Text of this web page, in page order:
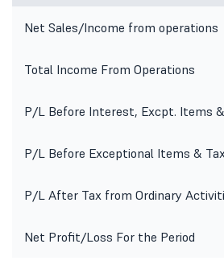
Net Sales/Income from operations
Total Income From Operations
P/L Before Interest, Excpt. Items
P/L Before Exceptional Items &
P/L After Tax from Ordinary
Net Profit/Loss For the Period